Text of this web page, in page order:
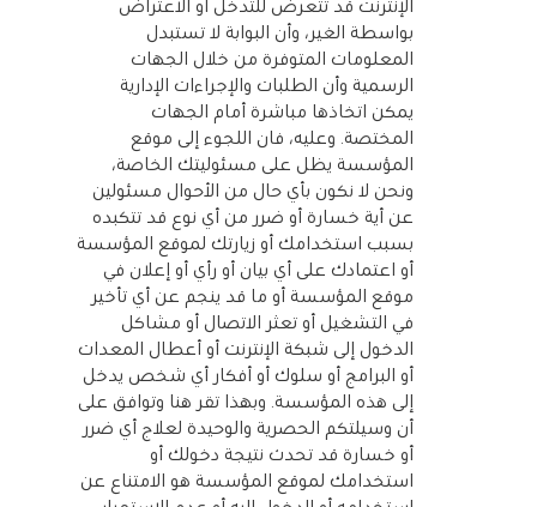
الإنترنت قد تتعرض للتدخل أو الاعتراض
بواسطة الغير، وأن البوابة لا تستبدل
المعلومات المتوفرة من خلال الجهات
الرسمية وأن الطلبات والإجراءات الإدارية
يمكن اتخاذها مباشرة أمام الجهات
المختصة. وعليه، فان اللجوء إلى موقع
المؤسسة يظل على مسئوليتك الخاصة،
ونحن لا نكون بأي حال من الأحوال مسئولين
عن أية خسارة أو ضرر من أي نوع قد تتكبده
بسبب استخدامك أو زيارتك لموقع المؤسسة
أو اعتمادك على أي بيان أو رأي أو إعلان في
موقع المؤسسة أو ما قد ينجم عن أي تأخير
في التشغيل أو تعثر الاتصال أو مشاكل
الدخول إلى شبكة الإنترنت أو أعطال المعدات
أو البرامج أو سلوك أو أفكار أي شخص يدخل
إلى هذه المؤسسة. وبهذا تقر هنا وتوافق على
أن وسيلتكم الحصرية والوحيدة لعلاج أي ضرر
أو خسارة قد تحدث نتيجة دخولك أو
استخدامك لموقع المؤسسة هو الامتناع عن